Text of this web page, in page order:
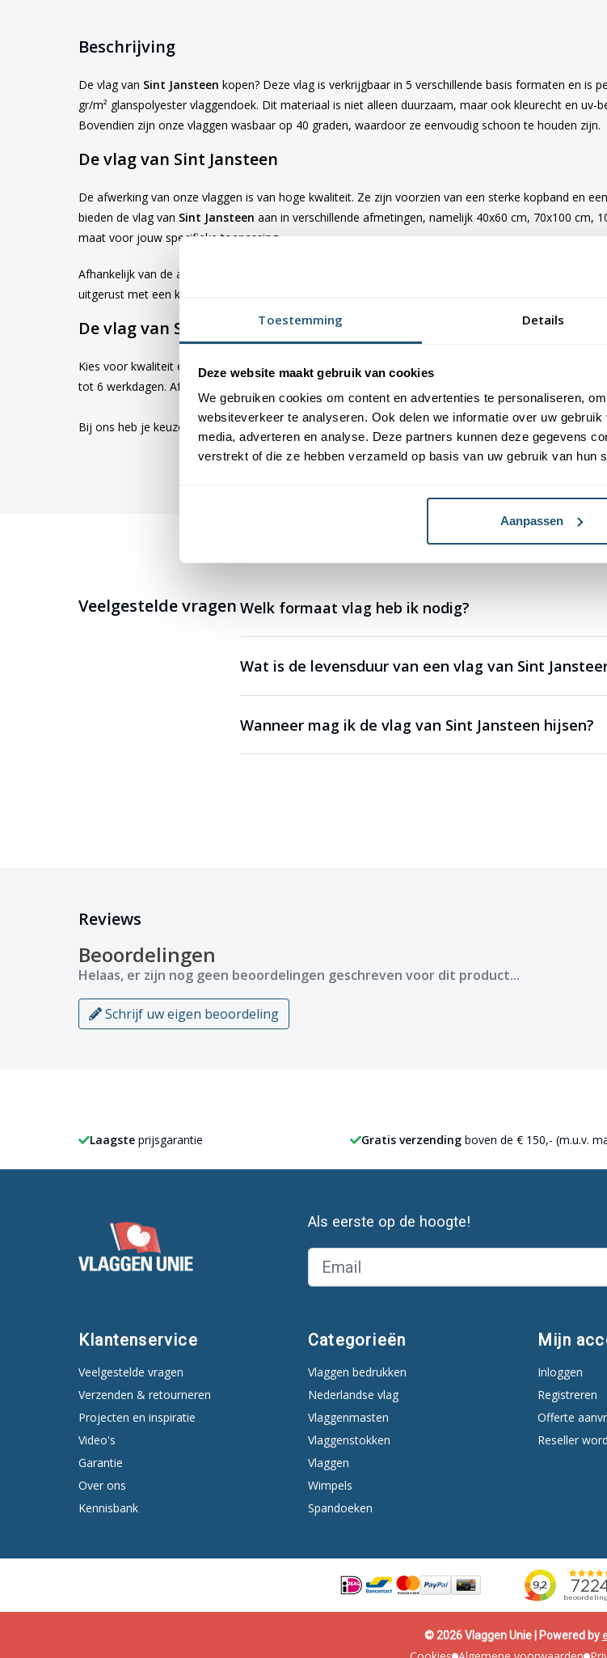
Toestemming Details
Deze website maakt gebruik van cookies
We gebruiken cookies om content en advertenties te personaliseren,
websiteverkeer te analyseren. Ook delen we informatie over uw
media, adverteren en analyse. Deze partners kunnen deze gegevens
verstrekt of die ze hebben verzameld op basis van uw gebruik van hun
Aanpassen
Beschrijving
De vlag van Sint Jansteen kopen? Deze vlag is verkrijgbaar in 5 verschillende basis formaten en is
gr/m² glanspolyester vlaggendoek. Dit materiaal is niet alleen duurzaam, maar ook kleurecht en uv-
Bovendien zijn onze vlaggen wasbaar op 40 graden, waardoor ze eenvoudig schoon te houden zijn.
De vlag van Sint Jansteen
De afwerking van onze vlaggen is van hoge kwaliteit. Ze zijn voorzien van een sterke kopband en
bieden de vlag van Sint Jansteen aan in verschillende afmetingen, namelijk 40x60 cm, 70x100 cm,
maat voor jouw specifieke toepassing
Afhankelijk van de afmetingen die je kiest, worden de vlaggen voorzien van verschillende
uitgerust met een koord en lusje, terwijl de grotere maten van 150x225 cm en 200x300 cm zijn
De vlag van Sint Jansteen bestellen
Kies voor kwaliteit en betrouwbaarheid met vlaggen van Vlaggen Unie. Alle dorps- en
tot 6 werkdagen. Afhankelijk van de locatie hebben vlaggen een gemiddelde levensduur van 3 tot 6
Bij ons heb je keuze uit alledorps- en stadsvlaggenvan Nederland.
Veelgestelde vragen Welk formaat vlag heb ik nodig?
Wat is de levensduur van een vlag van Sint
Wanneer mag ik de vlag van Sint Jansteen hijsen?
Reviews
Beoordelingen
Helaas, er zijn nog geen beoordelingen geschreven voor dit product...
Schrijf uw eigen beoordeling
Laagste prijsgarantie Gratis verzending boven de € 150,- (m.u.v.
Als eerste op de hoogte!
Klantenservice
Veelgestelde vragen
Verzenden & retourneren
Projecten en inspiratie
Video's
Garantie
Over ons
Kennisbank
Categorieën
Vlaggen bedrukken
Nederlandse vlag
Vlaggenmasten
Vlaggenstokken
Vlaggen
Wimpels
Spandoeken
Mijn
Inloggen
Registreren
Offerte
Reseller
© 2026 Vlaggen Unie | Powered by